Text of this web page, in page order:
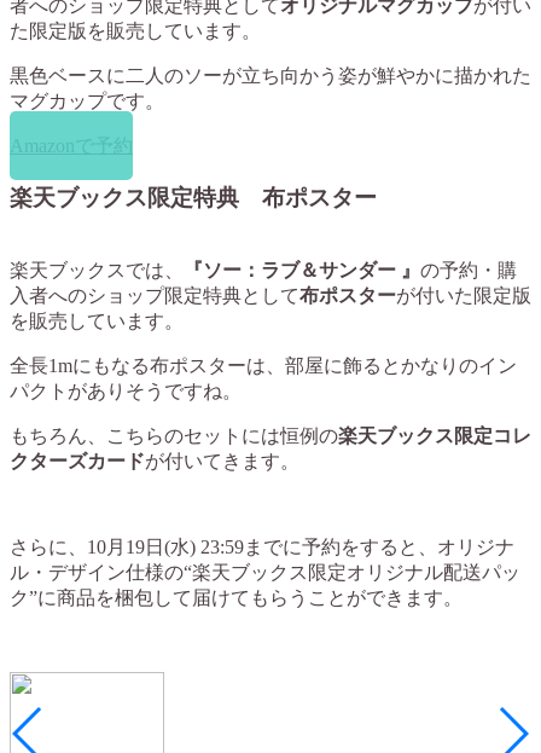
者へのショップ限定特典としてオリジナルマグカップが付い
た限定版を販売しています。
黒色ベースに二人のソーが立ち向かう姿が鮮やかに描かれた
マグカップです。
Amazonで予約
楽天ブックス限定特典 布ポスター
楽天ブックスでは、 『ソー：ラブ＆サンダー 』 の予約・購
入者へのショップ限定特典として布ポスターが付いた限定版
を販売しています。
全長1mにもなる布ポスターは、部屋に飾るとかなりのイン
パクトがありそうですね。
もちろん、こちらのセットには恒例の楽天ブックス限定コレ
クターズカードが付いてきます。
さらに、10月19日(水) 23:59までに予約をすると、オリジナ
ル・デザイン仕様の“楽天ブックス限定オリジナル配送パッ
ク”に商品を梱包して届けてもらうことができます。